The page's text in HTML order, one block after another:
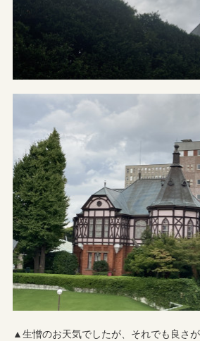
▲生憎のお天気でしたが、それでも良さが